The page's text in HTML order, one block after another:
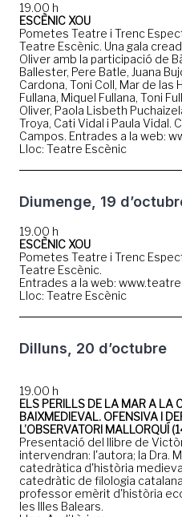
19.00 h
ESCÈNIC XOU
Pometes Teatre i Trenc
Teatre Escènic. Una gala
Oliver amb la participació de
Ballester, Pere Batle, Juana
Cardona, Toni Coll, Mar de las
Fullana, Miquel Fullana, Toni
Oliver, Paola Lisbeth
Troya, Cati Vidal i Paula Vidal.
Campos. Entrades a la web:
Lloc: Teatre Escènic
Diumenge, 19
19.00 h
ESCÈNIC XOU
Pometes Teatre i Trenc
Teatre Escènic.
Entrades a la web:
Lloc: Teatre Escènic
Dilluns, 20 d’octubre
19.00 h
ELS PERILLS DE LA MAR A LA
BAIXMEDIEVAL. OFENSIVA I
L’OBSERVATORI MALLORQUÍ
Presentació del llibre de
intervendran: l'autora; la Dra.
catedràtica d'història
catedràtic de filologia
professor emèrit d'història
les Illes Balears.